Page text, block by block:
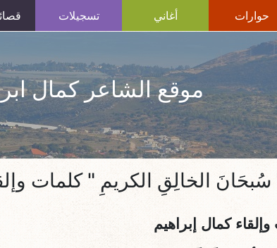
حوارات أغاني تسجيلات
موقع الشاعر كمال
الخالِقِ الكريمِ " كلمات
كمال إبراهيم